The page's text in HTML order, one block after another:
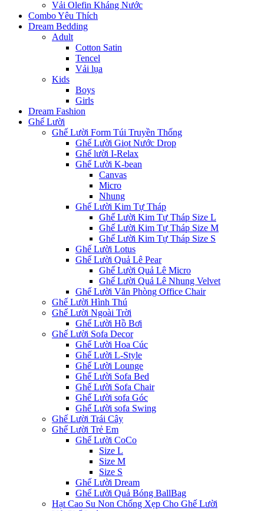
Vải Olefin Kháng Nước
Combo Yêu Thích
Dream Bedding
Adult
Cotton Satin
Tencel
Vải lụa
Kids
Boys
Girls
Dream Fashion
Ghế Lười
Ghế Lười Form Túi Truyền Thống
Ghế Lười Giọt Nước Drop
Ghế lười I-Relax
Ghế Lười K-bean
Canvas
Micro
Nhung
Ghế Lười Kim Tự Tháp
Ghế Lười Kim Tự Tháp Size L
Ghế Lười Kim Tự Tháp Size M
Ghế Lười Kim Tự Tháp Size S
Ghế Lười Lotus
Ghế Lười Quả Lê Pear
Ghế Lười Quả Lê Micro
Ghế Lười Quả Lê Nhung Velvet
Ghế Lười Văn Phòng Office Chair
Ghế Lười Hình Thú
Ghế Lười Ngoài Trời
Ghế Lười Hồ Bơi
Ghế Lười Sofa Decor
Ghế Lười Hoa Cúc
Ghế Lười L-Style
Ghế Lười Lounge
Ghế Lười Sofa Bed
Ghế Lười Sofa Chair
Ghế Lười sofa Góc
Ghế Lười sofa Swing
Ghế Lười Trái Cây
Ghế Lười Trẻ Em
Ghế Lười CoCo
Size L
Size M
Size S
Ghế Lười Dream
Ghế Lười Quả Bóng BallBag
Hạt Cao Su Non Chống Xẹp Cho Ghế Lười